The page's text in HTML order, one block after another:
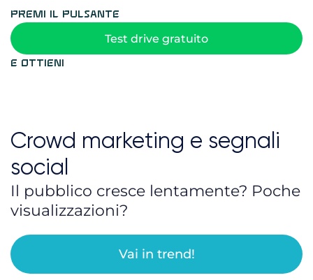
Premi il pulsante
Test drive gratuito
e ottieni
Attività sulle pagine
visualizzazioni
registrazioni
recensioni
menzioni
attività sulle pagine
attività sui social network
spettatori dei video
comportamento sulle pagine
clic sui link
lead motivati
Crowd marketing e segnali
social
Il pubblico cresce lentamente? Poche
visualizzazioni?
Vai in trend!